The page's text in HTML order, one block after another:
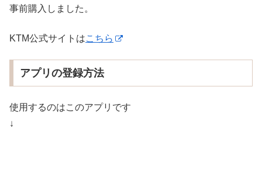
事前購入しました。
KTM公式サイトはこちら
アプリの登録方法
使用するのはこのアプリです
↓